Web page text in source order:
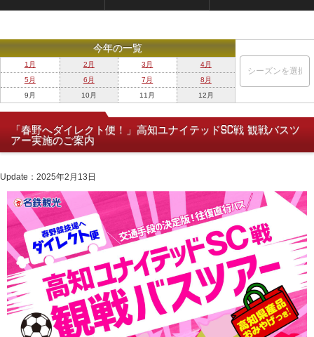
今年の一覧
1月 2月 3月
4月
5月
6月 7月
8月
9月
10月 11月 12月
「春野へダイレクト便！」高知ユナイテッドSC戦 観戦バスツ
アー実施のご案内
Update：2025年2月13日